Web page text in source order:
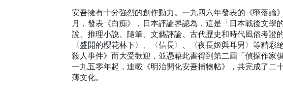
安吾擁有十分強烈的創作動力。一九四六年發表的《墮落論
月，發表《白痴》，日本評論界認為，這是「日本戰後文學
說、推理小說、隨筆、文藝評論、古代歷史和時代風俗考證
〈盛開的櫻花林下〉、〈信長〉、〈夜長姬與耳男〉等精
殺人事件》而大受歡迎，並憑藉此書得到第二屆「偵探作家
一九五零年起，連載《明治開化安吾捕物帖》，共完成了二
薄文化。